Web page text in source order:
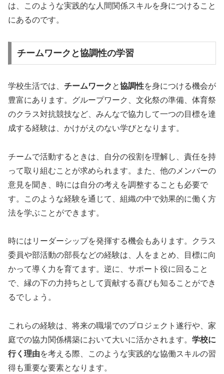
は、このような実践的な人間関係スキルを身につけること
にあるのです。
チームワークと協調性の学習
学校生活では、 チームワーク と協調性を身につける機会が
豊富にあります。グループワーク、文化祭の準備、体育祭
のクラス対抗競技など、みんなで協力して一つの目標を達
成する経験は、かけがえのない学びとなります。
チームで活動するときは、自分の役割を理解し、責任を持
って取り組むことが求められます。また、他のメンバーの
意見を聞き、時には自分の考えを調整することも必要で
す。このような経験を通じて、組織の中で効果的に働く方
法を学ぶことができます。
時にはリーダーシップを発揮する機会もあります。クラス
委員や部活動の部長などの経験は、人をまとめ、目標に向
かって導く力を育てます。逆に、サポート役に回ること
で、縁の下の力持ちとして貢献する喜びも知ることができ
るでしょう。
これらの経験は、将来の職場でのプロジェクト遂行や、家
庭での協力関係構築において大いに活かされます。 学校に
行く理由を考える際、このような実践的な協働スキルの習
得も重要な要素となります。